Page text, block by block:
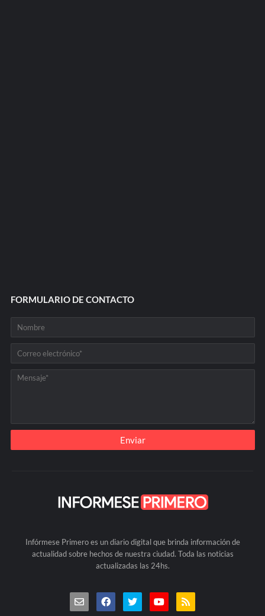
FORMULARIO DE CONTACTO
Infórmese Primero es un diario digital que brinda información de
actualidad sobre hechos de nuestra ciudad. Toda las noticias
actualizadas las 24hs.